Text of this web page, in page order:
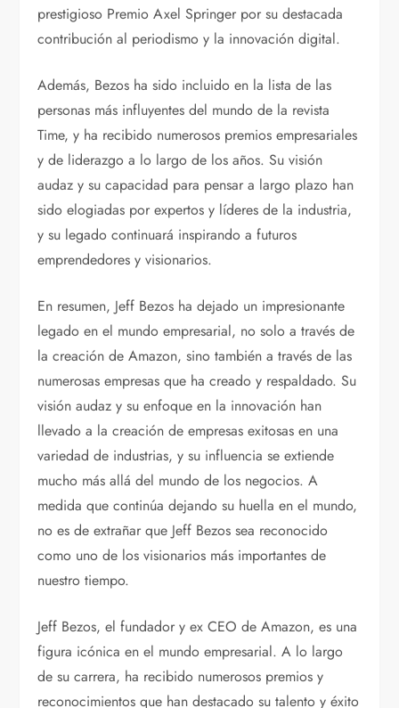
prestigioso Premio Axel Springer por su destacada
contribución al periodismo y la innovación digital.
Además, Bezos ha sido incluido en la lista de las
personas más influyentes del mundo de la revista
Time, y ha recibido numerosos premios empresariales
y de liderazgo a lo largo de los años. Su visión
audaz y su capacidad para pensar a largo plazo han
sido elogiadas por expertos y líderes de la industria,
y su legado continuará inspirando a futuros
emprendedores y visionarios.
En resumen, Jeff Bezos ha dejado un impresionante
legado en el mundo empresarial, no solo a través de
la creación de Amazon, sino también a través de las
numerosas empresas que ha creado y respaldado. Su
visión audaz y su enfoque en la innovación han
llevado a la creación de empresas exitosas en una
variedad de industrias, y su influencia se extiende
mucho más allá del mundo de los negocios. A
medida que continúa dejando su huella en el mundo,
no es de extrañar que Jeff Bezos sea reconocido
como uno de los visionarios más importantes de
nuestro tiempo.
Jeff Bezos, el fundador y ex CEO de Amazon, es una
figura icónica en el mundo empresarial. A lo largo
de su carrera, ha recibido numerosos premios y
reconocimientos que han destacado su talento y éxito